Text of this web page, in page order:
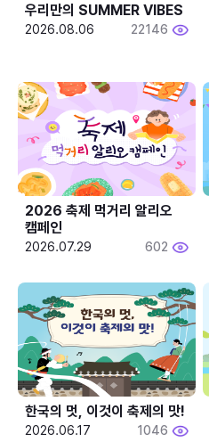
우리만의 SUMMER VIBES
2026.08.06 22146
2026 축제 먹거리 알리오
캠페인
2026.07.29 602
한국의 멋, 이것이 축제의 맛!
2026.06.17 1046